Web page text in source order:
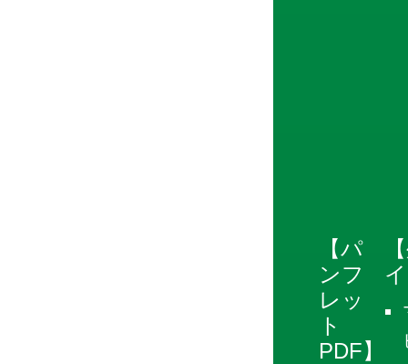
【パ
ンフ
レッ
ト
PDF】